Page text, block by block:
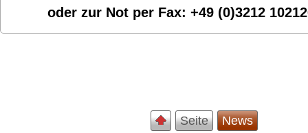
oder zur Not per Fax:+49 (0)3212
Seite News